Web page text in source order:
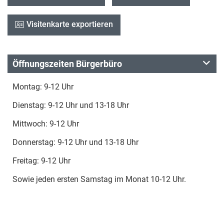
Visitenkarte exportieren
Öffnungszeiten Bürgerbüro
Montag: 9-12 Uhr
Dienstag: 9-12 Uhr und 13-18 Uhr
Mittwoch: 9-12 Uhr
Donnerstag: 9-12 Uhr und 13-18 Uhr
Freitag: 9-12 Uhr
Sowie jeden ersten Samstag im Monat 10-12 Uhr.